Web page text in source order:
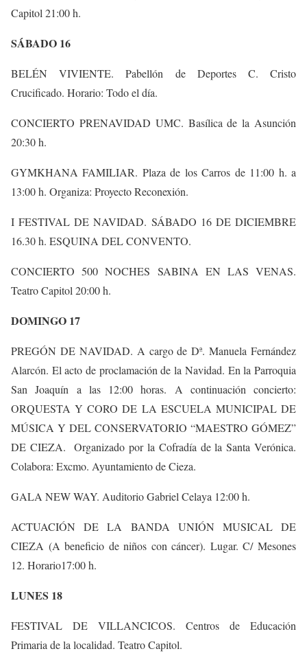
Capitol 21:00 h.
SÁBADO 16
BELÉN VIVIENTE. Pabellón de Deportes C. Cristo
Crucificado. Horario: Todo el día.
CONCIERTO PRENAVIDAD UMC. Basílica de la Asunción
20:30 h.
GYMKHANA FAMILIAR. Plaza de los Carros de 11:00 h. a
13:00 h. Organiza: Proyecto Reconexión.
I FESTIVAL DE NAVIDAD. SÁBADO 16 DE DICIEMBRE
16.30 h. ESQUINA DEL CONVENTO.
CONCIERTO 500 NOCHES SABINA EN LAS VENAS.
Teatro Capitol 20:00 h.
DOMINGO 17
PREGÓN DE NAVIDAD. A cargo de Dª. Manuela Fernández
Alarcón. El acto de proclamación de la Navidad. En la Parroquia
San Joaquín a las 12:00 horas. A continuación concierto:
ORQUESTA Y CORO DE LA ESCUELA MUNICIPAL DE
MÚSICA Y DEL CONSERVATORIO “MAESTRO GÓMEZ”
DE CIEZA. Organizado por la Cofradía de la Santa Verónica.
Colabora: Excmo. Ayuntamiento de Cieza.
GALA NEW WAY. Auditorio Gabriel Celaya 12:00 h.
ACTUACIÓN DE LA BANDA UNIÓN MUSICAL DE
CIEZA (A beneficio de niños con cáncer). Lugar. C/ Mesones
12. Horario17:00 h.
LUNES 18
FESTIVAL DE VILLANCICOS. Centros de Educación
Primaria de la localidad. Teatro Capitol.